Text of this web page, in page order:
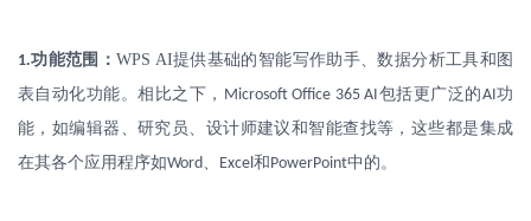
1.功能范围：WPS AI提供基础的智能写作助手、数据分析工具和图
表自动化功能。相比之下， Microsoft Office 365 AI 包括更广泛的AI 功
能，如编辑器、研究员、设计师建议和智能查找等，这些都是集成
在其各个应用程序如Word Excel 和 PowerPoint中的。